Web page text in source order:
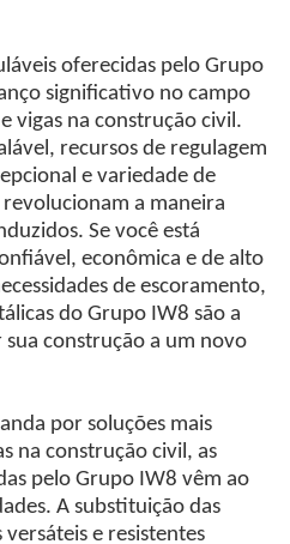
oferecidas pelo Grupo
significativo no campo
vigas na construção civil.
recursos de regulagem
e variedade de
revolucionam a maneira
Se você está
econômica e de alto
de escoramento,
do Grupo IW8 são a
construção a um novo
por soluções mais
na construção civil, as
pelo Grupo IW8 vêm ao
A substituição das
e resistentes